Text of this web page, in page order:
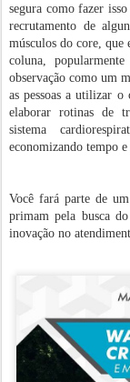
segura como fazer
recrutamento de
músculos do core, que
coluna,
observação como um
as pessoas a utilizar
elaborar rotinas de
sistema
economizando tempo
Você fará parte de
primam pela busca
inovação no